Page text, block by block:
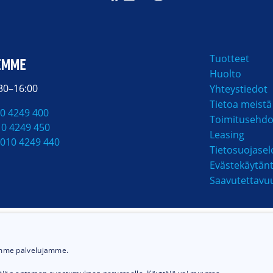
4249 400
4249 450
010 4249 440
Tuotteet
Huolto
Yhteystiedot
Tietoa meistä
Leasing
palvelujamme.